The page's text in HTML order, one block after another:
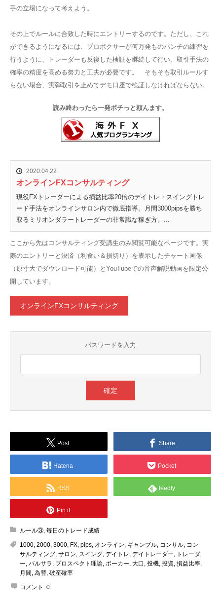
手の立場になって考えよう。
その上でルールに合致した時にエントリーするのです。ただし、これ
ができるようになるには、プロボクサーが何万発ものパンチの練習を
行うように、トレーダーも反復した検証を継続して行い、取引手法の
確率の精度を高める努力と工夫が必要です。 そもそも取引ルールす
らない場合、実弾取引を止めてデモ口座で検証しなければならない。
読み終わったら一発ポチっと頼んます。
2020.04.22
オンラインFXコンサルティング
現役FXトレーダーによる損益比率20倍のデイトレ・スイングトレ
ード手法をオンラインサロン内で徹底指導。月間3000pipsを勝ち
取るミリオンダラートレーダーの非常識な稼ぎ方。...
ここから先はコンサルティング受講生のみ閲覧可能なページです。実
際のエントリーと決済（利食い＆損切り）を表示したチャート画像
（原寸大でダウンロード可能）とYouTubeでの音声解説動画を限定公
開しています。
オンラインFXコンサルティング
パスワードを入力
Post Share
Hatena Pocket
RSS feedly
Pin it
ルール③ 毎日のトレード成績
1000 2000 3000 FX pips オンライン ギャンブル コンサル コン
サルティング サロン スイング デイトレ デイトレーダー
トレーダ
ー バルサラ プロスペクト理論 ポーカー 大口 投機 投資 損益比率
月間 為替 破産確率
コメント: 0